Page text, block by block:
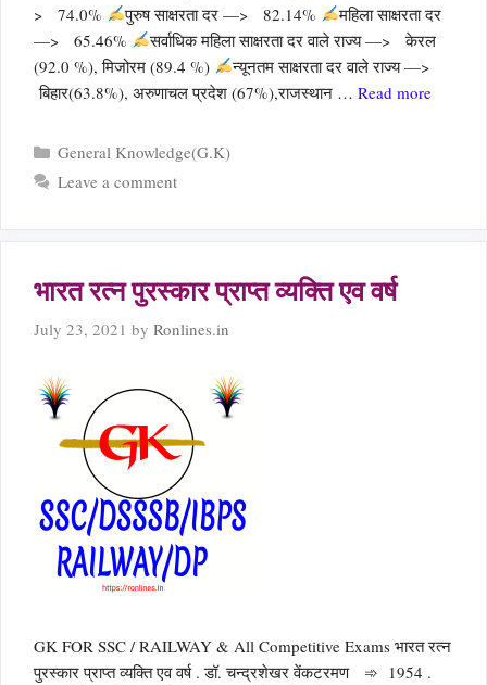
> 74.0%
पुरुष साक्षरता दर —> 82.14%
महिला साक्षरता दर
—> 65.46%
सर्वाधिक महिला साक्षरता दर वाले राज्य —> केरल
(92.0 %), मिजोरम (89.4 %)
न्यूनतम साक्षरता दर वाले राज्य —>
बिहार(63.8%), अरुणाचल प्रदेश (67%),राजस्थान … Read more
Categories
General Knowledge(G.K)
Leave a comment
भारत रत्न पुरस्कार प्राप्त व्यक्ति एव वर्ष
July 23, 2021 by Ronlines.in
GK FOR SSC / RAILWAY & All Competitive Exams भारत रत्न
पुरस्कार प्राप्त व्यक्ति एव वर्ष . डॉ. चन्द्रशेखर वेंकटरमण ➾ 1954 .